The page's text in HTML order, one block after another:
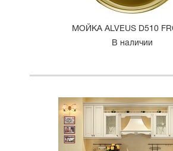
МОЙКА ALVEUS D510
В наличии